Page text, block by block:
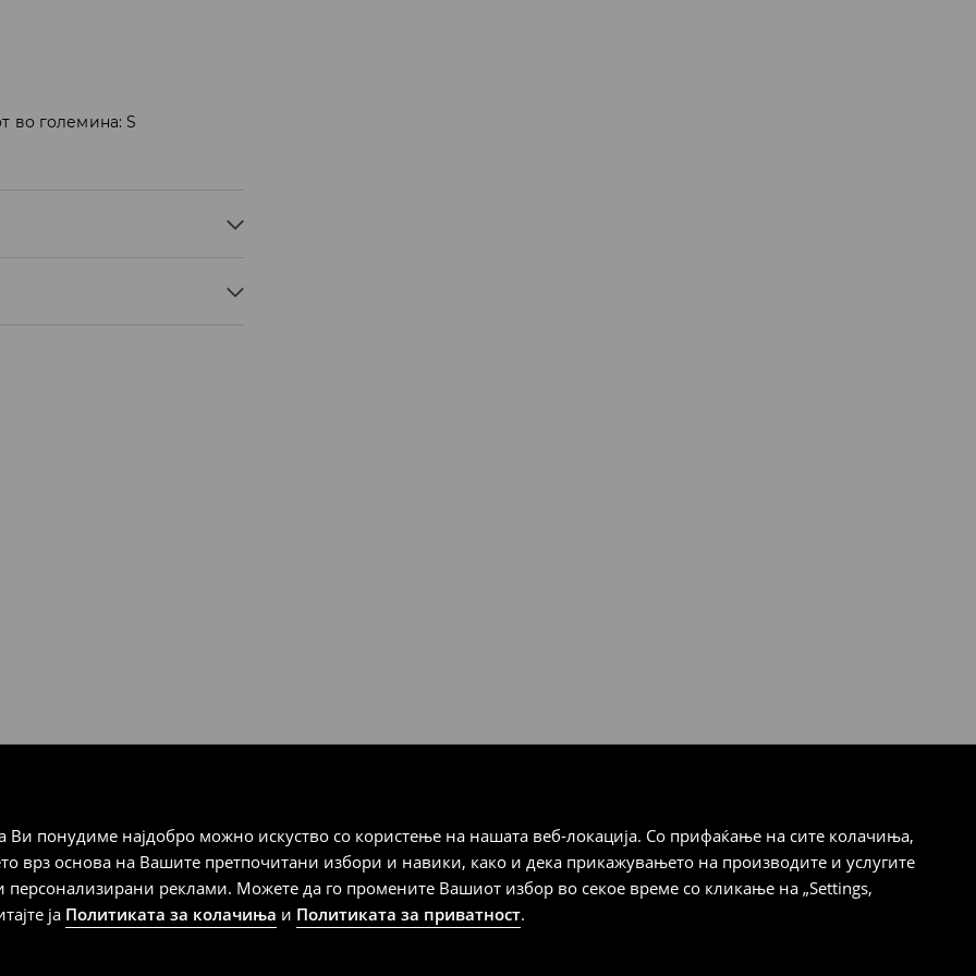
понудиме најдобро можно искуство со користење на нашата веб-локација. Со прифаќање на сите колачиња,
врз основа на Вашите претпочитани избори и навики, како и дека прикажувањето на производите и услугите
реклами. Можете да го промените Вашиот избор во секое време со кликање на „Settings,
ја Политиката за колачиња и Политиката за приватност.
во големина: S
од тој датум да се
производи. Ако
артиклите, тоа може да го
производот може да